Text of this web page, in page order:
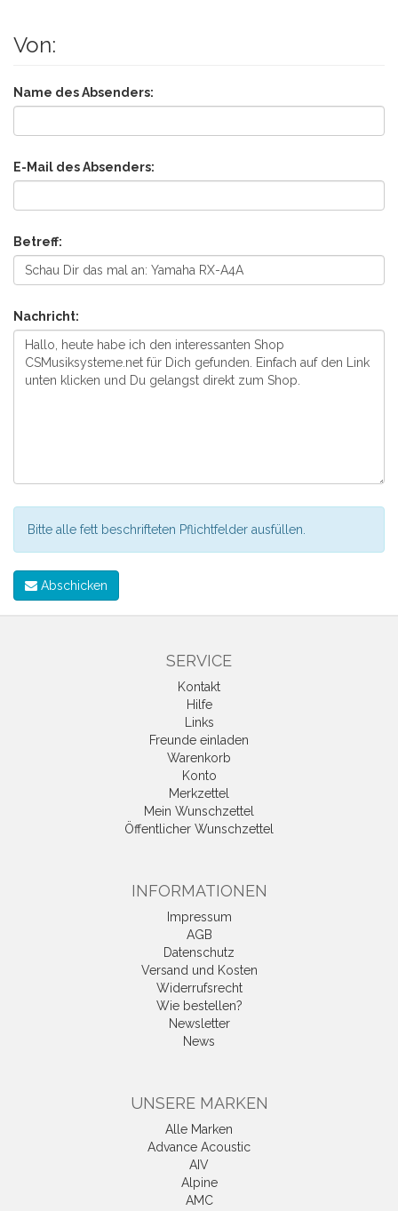
Von:
Name des Absenders:
E-Mail des Absenders:
Betreff:
Nachricht:
Bitte alle fett beschrifteten Pflichtfelder ausfüllen.
Abschicken
SERVICE
Kontakt
Hilfe
Links
Freunde einladen
Warenkorb
Konto
Merkzettel
Mein Wunschzettel
Öffentlicher Wunschzettel
INFORMATIONEN
Impressum
AGB
Datenschutz
Versand und Kosten
Widerrufsrecht
Wie bestellen?
Newsletter
News
UNSERE MARKEN
Alle Marken
Advance Acoustic
AIV
Alpine
AMC